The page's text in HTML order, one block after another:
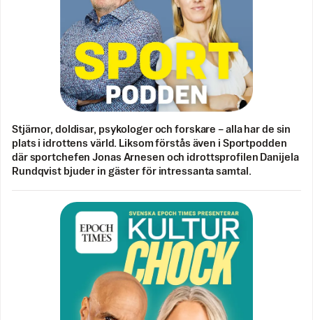
Stjärnor, doldisar, psykologer och forskare – alla har de sin
plats i idrottens värld. Liksom förstås även i Sportpodden
där sportchefen Jonas Arnesen och idrottsprofilen Danijela
Rundqvist bjuder in gäster för intressanta samtal.